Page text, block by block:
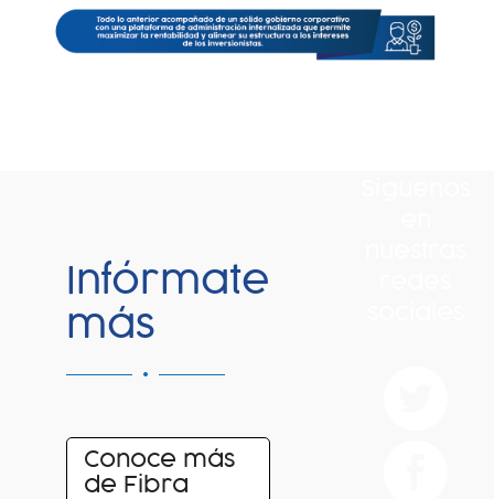
Infórmate
más
Conoce más
de Fibra